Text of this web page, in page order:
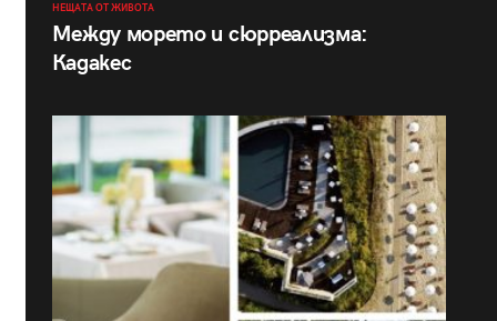
НЕЩАТА ОТ ЖИВОТА
Между морето и сюрреализма:
Кадакес